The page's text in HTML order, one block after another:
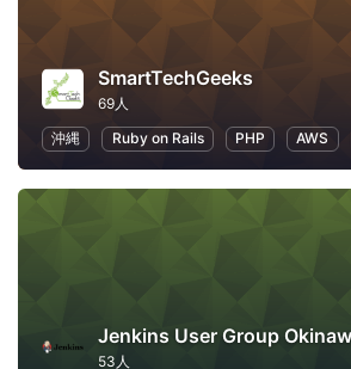
SmartTechGeeks
69人
沖縄
Ruby on Rails PHP AWS
Jenkins User Group
53人